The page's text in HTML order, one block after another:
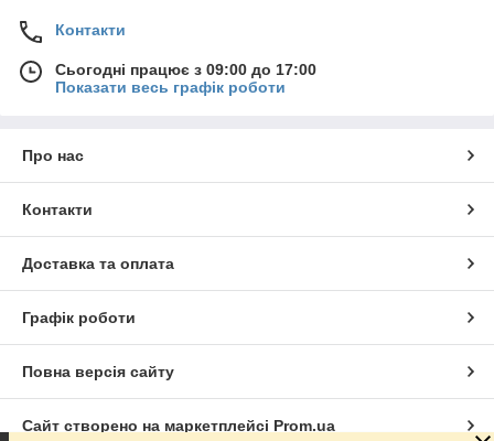
Контакти
Сьогодні працює з 09:00 до 17:00
Показати весь графік роботи
Про нас
Контакти
Доставка та оплата
Графік роботи
Повна версія сайту
Сайт створено на маркетплейсі Prom.ua